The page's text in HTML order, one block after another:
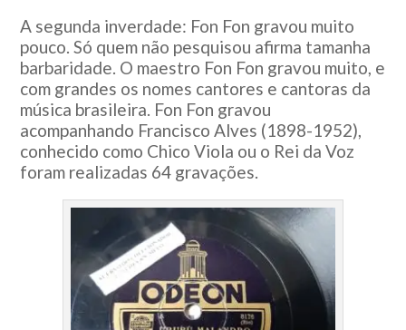
A segunda inverdade: Fon Fon gravou muito
pouco. Só quem não pesquisou afirma tamanha
barbaridade. O maestro Fon Fon gravou muito, e
com grandes os nomes cantores e cantoras da
música brasileira. Fon Fon gravou
acompanhando Francisco Alves (1898-1952),
conhecido como Chico Viola ou o Rei da Voz
foram realizadas 64 gravações.